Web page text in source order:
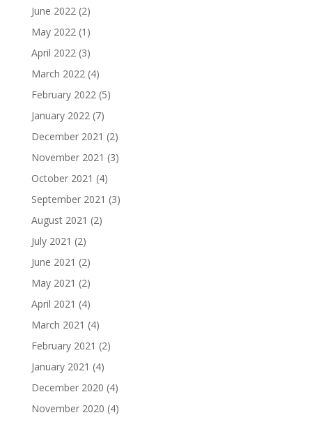
June 2022(2)
May 2022(1)
April 2022(3)
March 2022(4)
February 2022(5)
January 2022(7)
December 2021 (2)
November 2021 (3)
October 2021 (4)
September 2021 (3)
August 2021 (2)
July 2021 (2)
June 2021 (2)
May 2021 (2)
April 2021 (4)
March 2021 (4)
February 2021 (2)
January 2021 (4)
December 2020 (4)
November 2020 (4)